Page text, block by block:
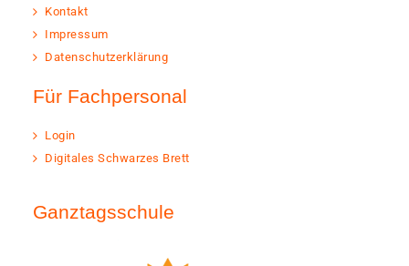
Kontakt
Impressum
Datenschutzerklärung
Für Fachpersonal
Login
Digitales Schwarzes Brett
Ganztagsschule